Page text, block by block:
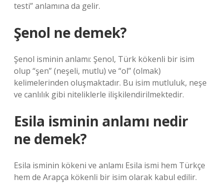
testi” anlamına da gelir.
Şenol ne demek?
Şenol isminin anlamı: Şenol, Türk kökenli bir isim
olup “şen” (neşeli, mutlu) ve “ol” (olmak)
kelimelerinden oluşmaktadır. Bu isim mutluluk, neşe
ve canlılık gibi niteliklerle ilişkilendirilmektedir.
Esila isminin anlamı nedir
ne demek?
Esila isminin kökeni ve anlamı Esila ismi hem Türkçe
hem de Arapça kökenli bir isim olarak kabul edilir.